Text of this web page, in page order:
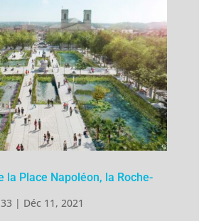
la Place Napoléon, la Roche-
| Déc 11, 2021